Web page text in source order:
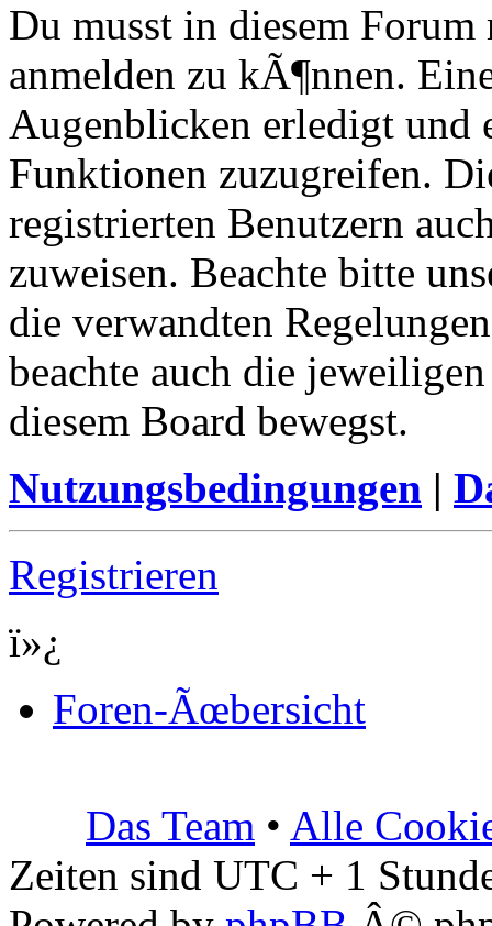
Du musst in diesem
anmelden zu kÃ¶nnen.
Augenblicken erledigt und
Funktionen zuzugreifen.
registrierten Benutzern
zuweisen. Beachte bitte
die verwandten
beachte auch die
diesem Board bewegst.
Nutzungsbedingungen |
Registrieren
ï»¿
Foren-Ãœbersicht
Das Team • Alle
Zeiten sind UTC + 1